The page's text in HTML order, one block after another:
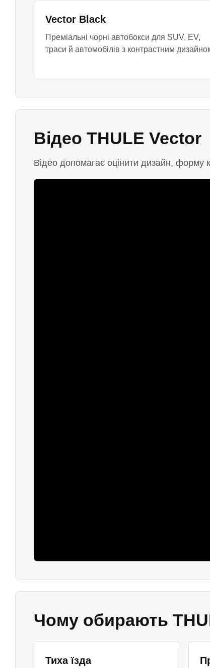
Vector Black
Преміальні чорні автобокси для SUV, EV,
траси й автомобілів з контрастним
Відео THULE Vector
Відео допомагає оцінити дизайн, форму
Чому обирають
Тиха їзда